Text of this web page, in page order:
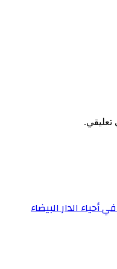
تعليقي.
الدار البيضاء